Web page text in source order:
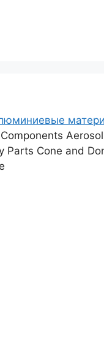
Parts Cone and